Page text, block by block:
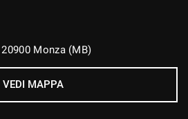
della stanchezza
Monza (MB)
VEDI MAPPA